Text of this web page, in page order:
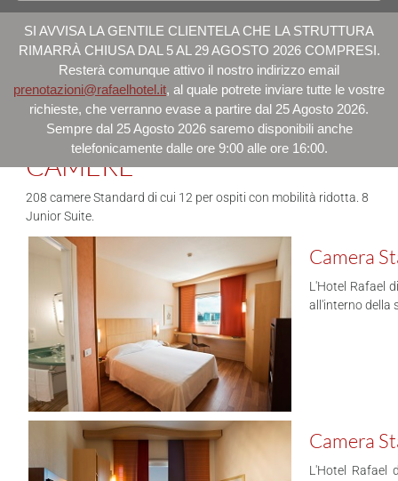
SI AVVISA LA GENTILE CLIENTELA CHE LA STRUTTURA
RIMARRÀ CHIUSA DAL 5 AL 29 AGOSTO 2026 COMPRESI.
Resterà comunque attivo il nostro indirizzo email
prenotazioni@rafaelhotel.it, al quale potrete inviare tutte le vostre
richieste, che verranno evase a partire dal 25 Agosto 2026.
Sempre dal 25 Agosto 2026 saremo disponibili anche
telefonicamente dalle ore 9:00 alle ore 16:00.
CAMERE
208 camere Standard di cui 12 per ospiti con mobilità ridotta. 8
Junior Suite.
Camera
L'Hotel Rafael
all'interno della
Camera
L'Hotel Rafael